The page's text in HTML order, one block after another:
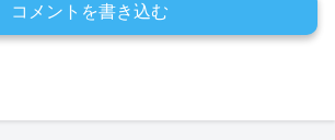
コメントを書き込む